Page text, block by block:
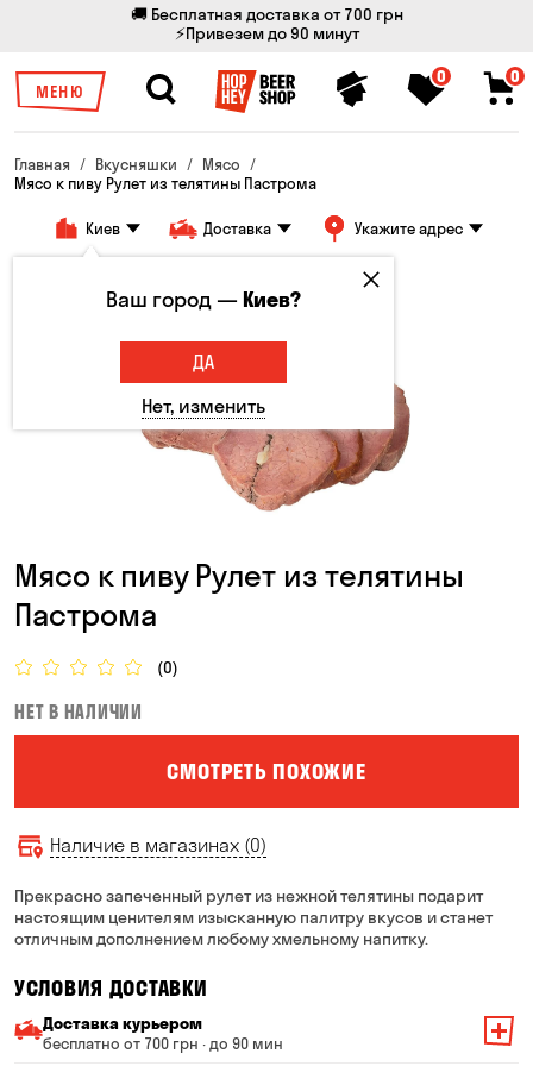
🚚 Бесплатная доставка от 700 грн
⚡Привезем до 90 минут
МЕНЮ
0 0
Главная Вкусняшки
Мясо
Мясо к пиву Рулет из телятины Пастрома
Киев Доставка Укажите адрес
Мясо к пиву Рулет из телятины
Пастрома
(0)
НЕТ В НАЛИЧИИ
СМОТРЕТЬ ПОХОЖИЕ
Наличие в магазинах (0)
Прекрасно запеченный рулет из нежной телятины подарит
настоящим ценителям изысканную палитру вкусов и станет
отличным дополнением любому хмельному напитку.
УСЛОВИЯ ДОСТАВКИ
Доставка курьером
бесплатно от 700 грн · до 90 мин
Ваш город —Киев?
ДА
Нет, изменить